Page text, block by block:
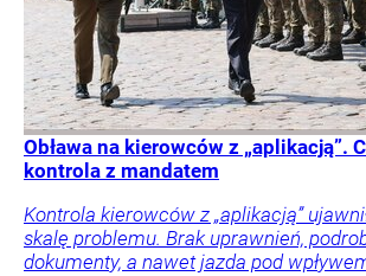
Obława na kierowców z „aplikacją”.
kontrola z mandatem
Kontrola kierowców z „aplikacją”
skalę problemu. Brak uprawnień,
dokumenty, a nawet jazda pod